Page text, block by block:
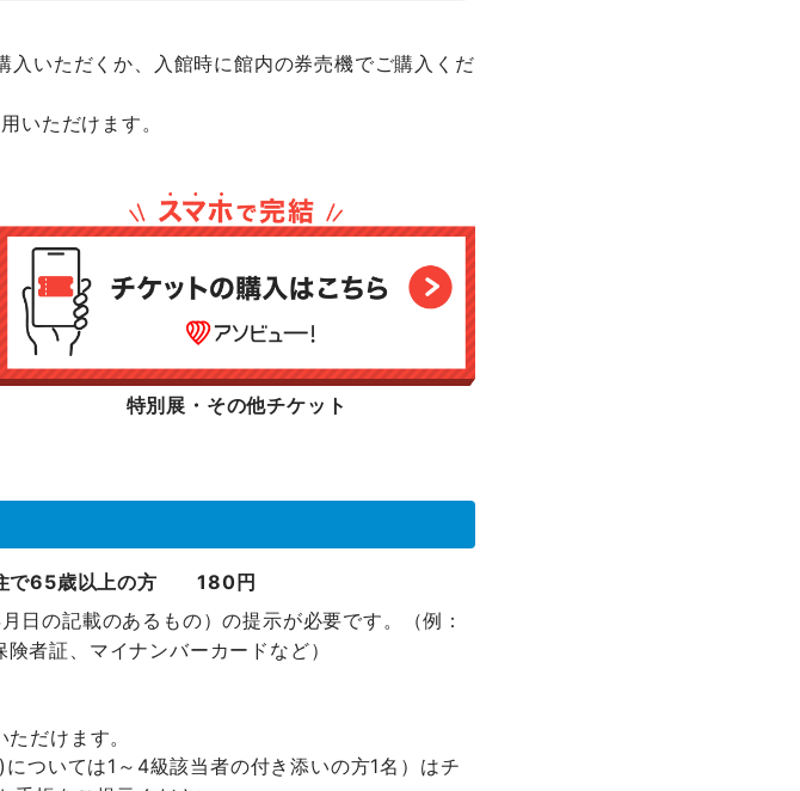
いただくか、入館時に館内の券売機でご購入くだ
いただけます。
特別展・その他チケット
住で65歳以上の方 180円
日の記載のあるもの）の提示が必要です。（例：
者証、マイナンバーカードなど）
だけます。
ついては1～4級該当者の付き添いの方1名）はチ